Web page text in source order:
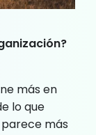
más en
lo que
parece más